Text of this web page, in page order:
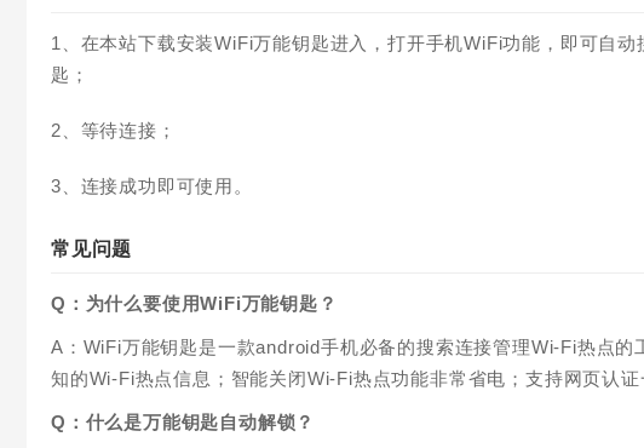
1、在本站下载安装WiFi万能钥匙进入，打开手机WiFi功能，即可自
匙；
2、等待连接；
3、连接成功即可使用。
常见问题
Q：为什么要使用WiFi万能钥匙？
A：WiFi万能钥匙是一款android手机必备的搜索连接管理Wi-Fi热点
知的Wi-Fi热点信息；智能关闭Wi-Fi热点功能非常省电；支持网页认证
Q：什么是万能钥匙自动解锁？